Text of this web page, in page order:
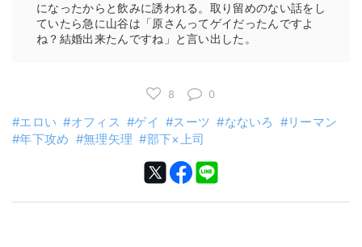
になったからと飲みに誘われる。取り留めのない話をし
ていたら急に山谷は「原さんってゲイだったんですよ
ね？結婚出来たんですね」と言い出した。
8 0
エロい オフィス ゲイ スーツ なないろ
リーマン
年下攻め
無理矢理 部下×上司